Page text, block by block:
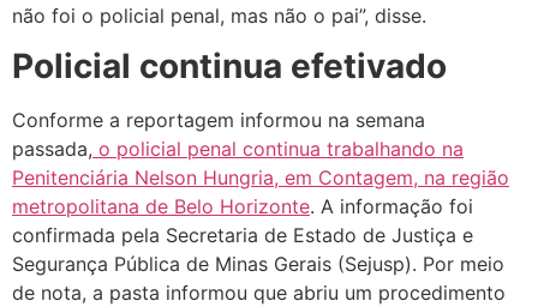
não foi o policial penal, mas não o pai”, disse.
Policial continua efetivado
Conforme a reportagem informou na semana
passada, o policial penal continua trabalhando na
Penitenciária Nelson Hungria, em Contagem, na região
metropolitana de Belo Horizonte. A informação foi
confirmada pela Secretaria de Estado de Justiça e
Segurança Pública de Minas Gerais (Sejusp). Por meio
de nota, a pasta informou que abriu um procedimento